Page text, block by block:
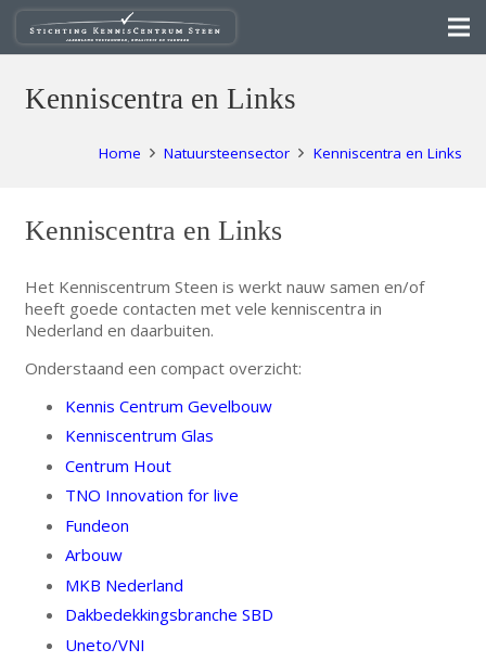
Kenniscentra en Links
Home Natuursteensector Kenniscentra en Links
Kenniscentra en Links
Het Kenniscentrum Steen is werkt nauw samen en/of
heeft goede contacten met vele kenniscentra in
Nederland en daarbuiten.
Onderstaand een compact overzicht:
Kennis Centrum Gevelbouw
Kenniscentrum Glas
Centrum Hout
TNO Innovation for live
Fundeon
Arbouw
MKB Nederland
Dakbedekkingsbranche SBD
Uneto/VNI